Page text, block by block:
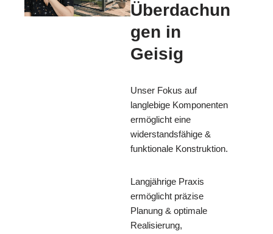
Überdachun
gen in
Geisig
Unser Fokus auf
langlebige Komponenten
ermöglicht eine
widerstandsfähige &
funktionale Konstruktion.
Langjährige Praxis
ermöglicht präzise
Planung & optimale
Realisierung,